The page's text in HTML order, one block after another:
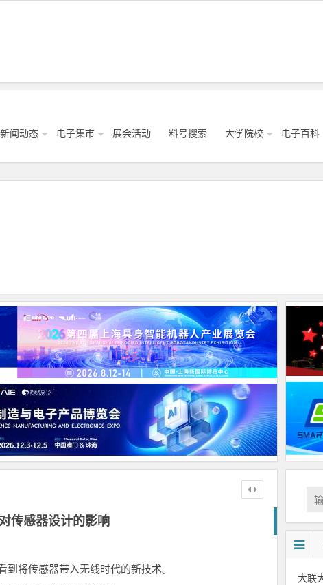
新闻动态 电子集市 展会活动 料号搜索 大学院校 电子百科
传感器设计的影响
将传感器带入无线时代的新技术。